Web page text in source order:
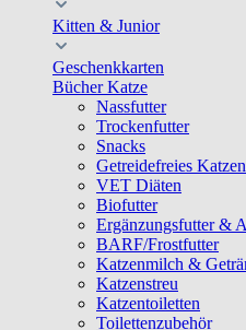
Kitten & Junior
Geschenkkarten
Bücher Katze
Nassfutter
Trockenfutter
Snacks
Getreidefreies
VET Diäten
Biofutter
Ergänzungsfutter &
BARF/Frostfutter
Katzenmilch &
Katzenstreu
Katzentoiletten
Toilettenzubehör